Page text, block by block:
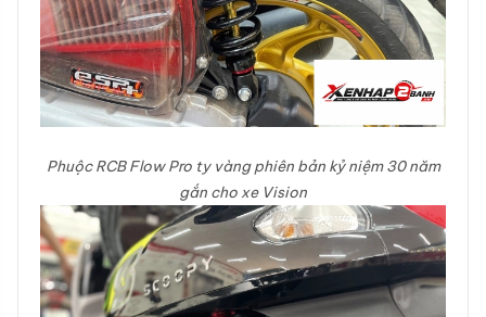
Phuộc RCB Flow Pro ty vàng phiên bản kỷ niệm 30 năm
gắn cho xe Vision